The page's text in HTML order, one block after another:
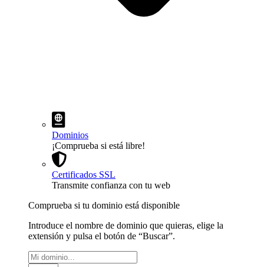
Dominios
¡Comprueba si está libre!
Certificados SSL
Transmite confianza con tu web
Comprueba si tu dominio está disponible
Introduce el nombre de dominio que quieras, elige la
extensión y pulsa el botón de “Buscar”.